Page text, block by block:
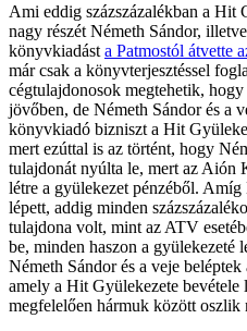
Ami eddig százszázalékban a Hit
nagy részét Németh Sándor,
könyvkiadást a Patmostól átvette
már csak a könyvterjesztéssel
cégtulajdonosok megtehetik,
jövőben, de Németh Sándor és a
könyvkiadó bizniszt a Hit
mert ezúttal is az történt, hogy
tulajdonát nyúlta le, mert az Aión
létre a gyülekezet pénzéből.
lépett, addig minden
tulajdona volt, mint az ATV
be, minden haszon a gyülekezeté
Németh Sándor és a veje
amely a Hit Gyülekezete
megfelelően hármuk között oszlik